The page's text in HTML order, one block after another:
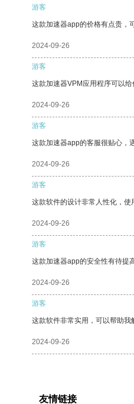
游客
这款加速器app的价格有点贵，
2024-09-26
游客
这款加速器VPM应用程序可以
2024-09-26
游客
这款加速器app的客服很贴心，
2024-09-26
游客
这款软件的设计非常人性化，使
2024-09-26
游客
这款加速器app的安全性有待提
2024-09-26
游客
这款软件非常实用，可以帮助我
2024-09-26
友情链接